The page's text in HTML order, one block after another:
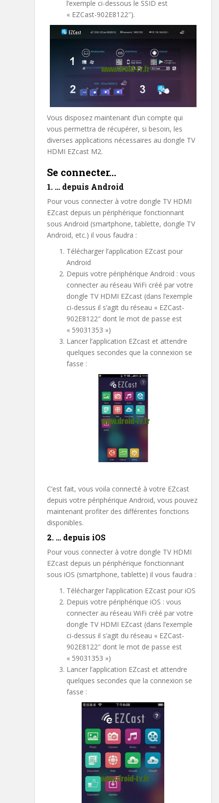
l’exemple ci-dessous le SSID est
« EZCast-902E8122″).
Vous disposez maintenant d’un compte qui
vous permettra de récupérer, si besoin, les
diverses applications nécessaires au dongle TV
HDMI EZcast M2.
Se connecter…
1. … depuis Android
Pour vous connecter à votre dongle TV HDMI
EZcast depuis un périphérique fonctionnant
sous Android (smartphone, tablette, dongle TV
Android, etc.) il vous faudra :
Télécharger l’application EZcast pour
Android
Depuis votre périphérique Android : vous
connecter au réseau WiFi créé par votre
dongle TV HDMI EZcast (dans l’exemple
ci-dessus il s’agit du réseau « EZCast-
902E8122″ dont le mot de passe est
« 59031353 »)
Lancer l’application EZcast et attendre
quelques secondes que la connexion se
fasse :
C’est fait, vous voila connecté à votre EZcast
depuis votre périphérique Android, vous pouvez
maintenant profiter des différentes fonctions
disponibles.
2. … depuis iOS
Pour vous connecter à votre dongle TV HDMI
EZcast depuis un périphérique fonctionnant
sous iOS (smartphone, tablette) il vous faudra :
Télécharger l’application EZcast pour iOS
Depuis votre périphérique iOS : vous
connecter au réseau WiFi créé par votre
dongle TV HDMI EZcast (dans l’exemple
ci-dessus il s’agit du réseau « EZCast-
902E8122″ dont le mot de passe est
« 59031353 »)
Lancer l’application EZcast et attendre
quelques secondes que la connexion se
fasse :